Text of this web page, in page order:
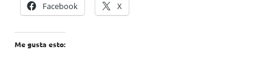
Facebook X
Me gusta esto: